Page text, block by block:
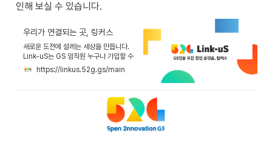
인해 보실 수 있습니다.
우리가 연결되는 곳, 링커스
새로운 도전에 설레는 세상을 만듭니다.
Link-uS는 GS 임직원 누구나 가입할 수
있는 협업 플랫폼입니다!
https://linkus.52g.gs/main